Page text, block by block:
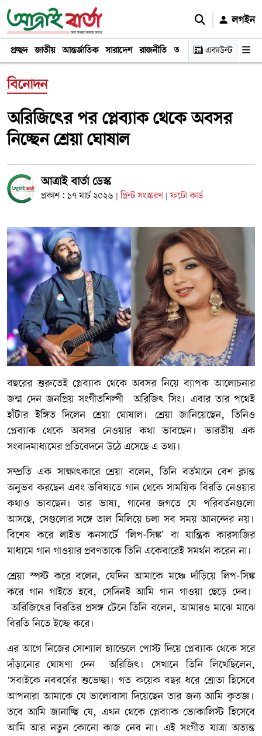
লগইন
প্রচ্ছদ জাতীয় আন্তর্জাতিক সারাদেশ রাজনীতি অর্থনীতি খেলা বিনোদন
একাউন্ট
বিনোদন
অরিজিৎের পর প্লেব্যাক থেকে অবসর
নিচ্ছেন শ্রেয়া ঘোষাল
আত্রাই বার্তা ডেস্ক
প্রকাশ : ১৭ মার্চ ২০২৬ | প্রিন্ট সংস্করণ | ফটো কার্ড
বছরের শুরুতেই প্লেব্যাক থেকে অবসর নিয়ে ব্যাপক আলোচনার
জন্ম দেন জনপ্রিয় সংগীতশিল্পী অরিজিৎ সিং। এবার তার পথেই
হাঁটার ইঙ্গিত দিলেন শ্রেয়া ঘোষাল। শ্রেয়া জানিয়েছেন, তিনিও
প্লেব্যাক থেকে অবসর নেওয়ার কথা ভাবছেন। ভারতীয় এক
সংবাদমাধ্যমের প্রতিবেদনে উঠে এসেছে এ তথ্য।
সম্প্রতি এক সাক্ষাৎকারে শ্রেয়া বলেন, তিনি বর্তমানে বেশ ক্লান্ত
অনুভব করছেন এবং ভবিষ্যতে গান থেকে সাময়িক বিরতি নেওয়ার
কথাও ভাবছেন। তার ভাষ্য, গানের জগতে যে পরিবর্তনগুলো
আসছে, সেগুলোর সঙ্গে তাল মিলিয়ে চলা সব সময় আনন্দের নয়।
বিশেষ করে লাইভ কনসার্টে ‘লিপ-সিঙ্ক’ বা যান্ত্রিক কারসাজির
মাধ্যমে গান গাওয়ার প্রবণতাকে তিনি একেবারেই সমর্থন করেন না।
শ্রেয়া স্পষ্ট করে বলেন, যেদিন আমাকে মঞ্চে দাঁড়িয়ে লিপ-সিঙ্ক
করে গান গাইতে হবে, সেদিনই আমি গান গাওয়া ছেড়ে দেব।
অরিজিৎের বিরতির প্রসঙ্গ টেনে তিনি বলেন, আমারও মাঝে মাঝে
বিরতি নিতে ইচ্ছে করে।
এর আগে নিজের সোশ্যাল হ্যান্ডেলে পোস্ট দিয়ে প্লেব্যাক থেকে সরে
দাঁড়ানোর ঘোষণা দেন অরিজিৎ। সেখানে তিনি লিখেছিলেন,
‘সবাইকে নববর্ষের শুভেচ্ছা। গত কয়েক বছর ধরে শ্রোতা হিসেবে
আপনারা আমাকে যে ভালোবাসা দিয়েছেন তার জন্য আমি কৃতজ্ঞ।
তবে আমি জানাচ্ছি যে, এখন থেকে প্লেব্যাক ভোকালিস্ট হিসেবে
আমি আর নতুন কোনো কাজ নেব না। এই সংগীত যাত্রা অত্যন্ত